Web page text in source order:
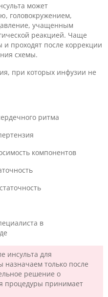
может
головокружением,
учащенным
реакцией. Чаще
и проходят после коррекции
схемы.
при которых инфузии не
ритма
компонентов
в
инсульта для
назначаем только после
решение о
процедуры принимает